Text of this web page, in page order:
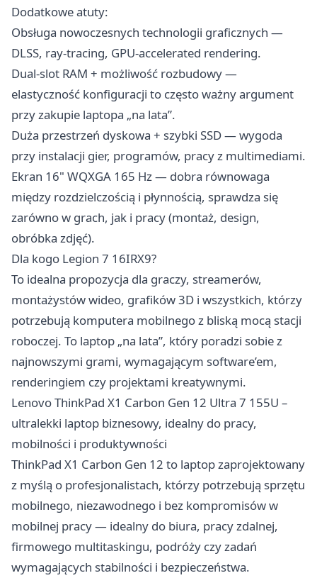
Dodatkowe atuty:
Obsługa nowoczesnych technologii graficznych —
DLSS, ray-tracing, GPU-accelerated rendering.
Dual-slot RAM + możliwość rozbudowy —
elastyczność konfiguracji to często ważny argument
przy zakupie laptopa „na lata”.
Duża przestrzeń dyskowa + szybki SSD — wygoda
przy instalacji gier, programów, pracy z multimediami.
Ekran 16" WQXGA 165 Hz — dobra równowaga
między rozdzielczością i płynnością, sprawdza się
zarówno w grach, jak i pracy (montaż, design,
obróbka zdjęć).
Dla kogo Legion 7 16IRX9?
To idealna propozycja dla graczy, streamerów,
montażystów wideo, grafików 3D i wszystkich, którzy
potrzebują komputera mobilnego z bliską mocą stacji
roboczej. To laptop „na lata”, który poradzi sobie z
najnowszymi grami, wymagającym software’em,
renderingiem czy projektami kreatywnymi.
Lenovo ThinkPad X1 Carbon Gen 12 Ultra 7 155U –
ultralekki laptop biznesowy, idealny do pracy,
mobilności i produktywności
ThinkPad X1 Carbon Gen 12 to laptop zaprojektowany
z myślą o profesjonalistach, którzy potrzebują sprzętu
mobilnego, niezawodnego i bez kompromisów w
mobilnej pracy — idealny do biura, pracy zdalnej,
firmowego multitaskingu, podróży czy zadań
wymagających stabilności i bezpieczeństwa.